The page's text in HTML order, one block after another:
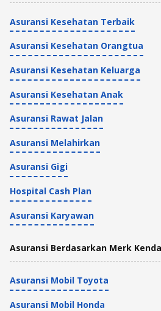
Asuransi Kesehatan Terbaik
Asuransi Kesehatan Orangtua
Asuransi Kesehatan Keluarga
Asuransi Kesehatan Anak
Asuransi Rawat Jalan
Asuransi Melahirkan
Asuransi Gigi
Hospital Cash Plan
Asuransi Karyawan
Asuransi Berdasarkan Merk
Asuransi Mobil Toyota
Asuransi Mobil Honda